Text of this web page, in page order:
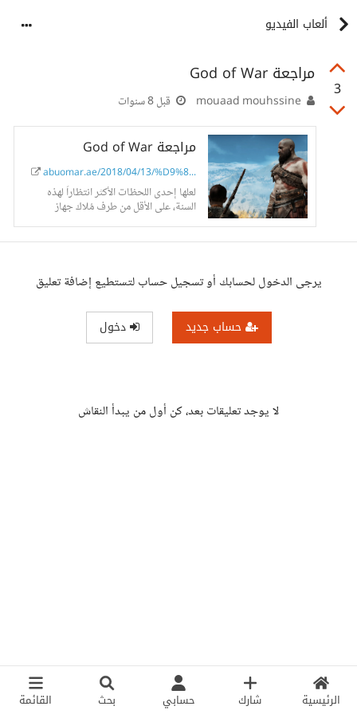
الرئيسية شارك حسابي بحث القائمة
ألعاب الفيديو
3
مراجعة God of War
قبل 8 سنوات
مراجعة God of War
abuomar.ae/2018/04/13/%D9%8...
لعلها إحدى اللحظات الأكثر انتظاراً لهذه
السنة، على الأقل من طرف مُلاك جهاز
PlayStation 4، الذي حصل على الجزء
يرجى الدخول لحسابك أو تسجيل حساب لتستطيع إضافة تعليق
حساب جديد دخول
لا يوجد تعليقات بعد، كن أول من يبدأ النقاش